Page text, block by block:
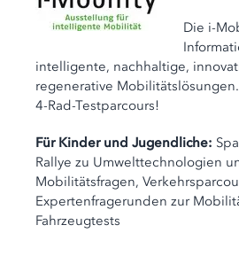
Die i-
intelligente, nachhaltige,
regenerative
4-Rad-Testparcours!
Für Kinder und Jugendliche:
Rallye zu Umwelttechnologien
Mobilitätsfragen,
Expertenfragerunden zur
Fahrzeugtests